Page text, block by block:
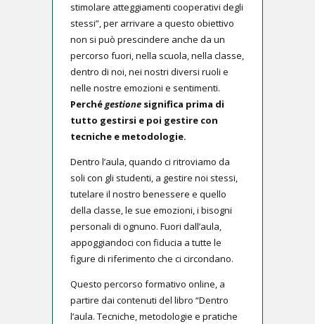
stimolare atteggiamenti cooperativi degli
stessi”, per arrivare a questo obiettivo
non si può prescindere anche da un
percorso fuori, nella scuola, nella classe,
dentro di noi, nei nostri diversi ruoli e
nelle nostre emozioni e sentimenti.
Perchégestione significa prima di
tutto gestirsi e poi gestire con
tecniche e metodologie.
Dentro l’aula, quando ci ritroviamo da
soli con gli studenti, a gestire noi stessi,
tutelare il nostro benessere e quello
della classe, le sue emozioni, i bisogni
personali di ognuno. Fuori dall’aula,
appoggiandoci con fiducia a tutte le
figure di riferimento che ci circondano.
Questo percorso formativo online, a
partire dai contenuti del libro “Dentro
l’aula. Tecniche, metodologie e pratiche